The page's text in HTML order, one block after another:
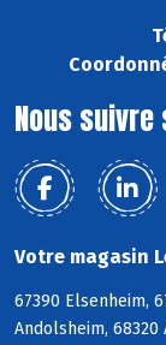
Nous suivre
Votre magasin
67390 Elsenheim,
Andolsheim, 68320